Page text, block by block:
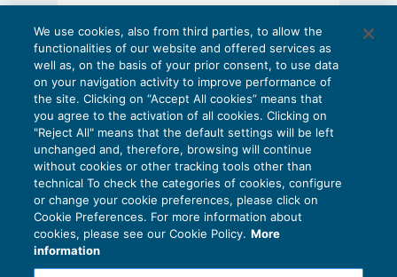
EU AI Act e studi professionali: le
scadenze concrete
27 Luglio 2026
di Diego BarberieStefano Dovier
Privacy Policy
Cookie Policy
We use cookies, also from third parties, to allow the
functionalities of our website and offered services as
well as, on the basis of your prior consent, to use data
on your navigation activity to improve performance of
the site. Clicking on “Accept All cookies” means that
you agree to the activation of all cookies. Clicking on
"Reject All" means that the default settings will be left
unchanged and, therefore, browsing will continue
without cookies or other tracking tools other than
technical To check the categories of cookies, configure
or change your cookie preferences, please click on
Cookie Preferences. For more information about
cookies, please see our Cookie Policy. More
information